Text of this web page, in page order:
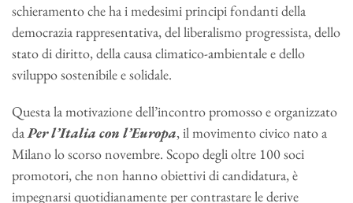
schieramento che ha i medesimi principi fondanti della
democrazia rappresentativa, del liberalismo progressista, dello
stato di diritto, della causa climatico-ambientale e dello
sviluppo sostenibile e solidale.
Questa la motivazione dell’incontro promosso e organizzato
daPer l’Italia con l’Europa, il movimento civico nato a
Milano lo scorso novembre. Scopo degli oltre 100 soci
promotori, che non hanno obiettivi di candidatura, è
impegnarsi quotidianamente per contrastare le derive